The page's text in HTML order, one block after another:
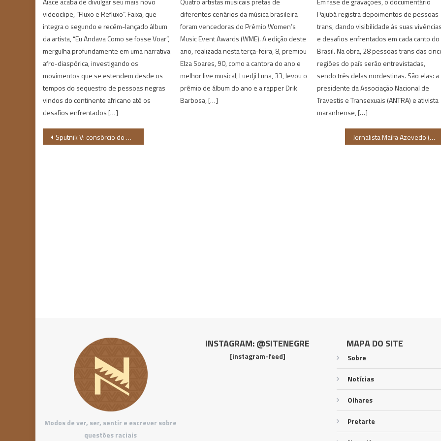
videoclipe, “Fluxo e Refluxo”. Faixa, que
integra o segundo e recém-lançado álbum
da artista, “Eu Andava Como se fosse Voar”,
mergulha profundamente em uma narrativa
afro-diaspórica, investigando os
movimentos que se estendem desde os
tempos do sequestro de pessoas negras
vindos do continente africano até os
desafios enfrentados […]
diferentes cenários da música brasileira
foram vencedoras do Prêmio Women’s
Music Event Awards (WME). A edição deste
ano, realizada nesta terça-feira, 8, premiou
Elza Soares, 90, como a cantora do ano e
melhor live musical, Luedji Luna, 33, levou o
prêmio de álbum do ano e a rapper Drik
Barbosa, […]
Pajubá registra depoimentos de pessoas
trans, dando visibilidade às suas
e desafios enfrentados em cada canto do
Brasil. Na obra, 28 pessoas trans das
regiões do país serão entrevistadas,
sendo três delas nordestinas. São elas: a
presidente da Associação Nacional de
Travestis e Transexuais (ANTRA) e ativista
maranhense, […]
Navegação
Sputnik V: consórcio do Nordeste e Anvisa discutem importação de imunizante Jornalista Maíra Azevedo (Tia Má) agora faz parte do programa Plantão BBB
Modos de ver, ser, sentir e escrever sobre
questões raciais
INSTAGRAM: @SITENEGRE
[instagram-feed]
MAPA DO SITE
Sobre
Notícias
Olhares
Pretarte